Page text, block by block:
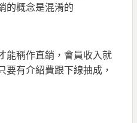
的概念是混淆的
能稱作直銷，會員收入就
要有介紹費跟下線抽成，